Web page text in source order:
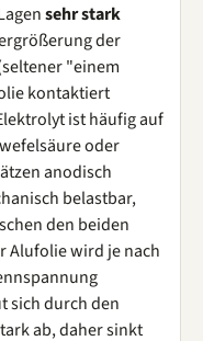
sehr stark
der
"einem
kontaktiert
ist häufig auf
oder
anodisch
belastbar,
den beiden
Alufolie wird je nach
sich durch den
ab, daher sinkt